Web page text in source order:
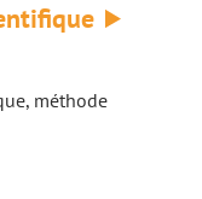
méthode